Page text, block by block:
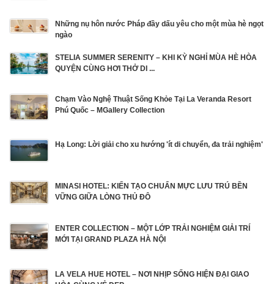
Những nụ hôn nước Pháp đầy dấu yêu cho một mùa hè ngọt
ngào
STELIA SUMMER SERENITY – KHI KỲ NGHỈ MÙA HÈ HÒA
QUYỆN CÙNG HƠI THỞ DI ...
Chạm Vào Nghệ Thuật Sống Khỏe Tại La Veranda Resort
Phú Quốc – MGallery Collection
Hạ Long: Lời giải cho xu hướng 'ít di chuyển, đa trải nghiệm'
MINASI HOTEL: KIẾN TẠO CHUẨN MỰC LƯU TRÚ BỀN
VỮNG GIỮA LÒNG THỦ ĐÔ
ENTER COLLECTION – MỘT LỚP TRẢI NGHIỆM GIẢI TRÍ
MỚI TẠI GRAND PLAZA HÀ NỘI
LA VELA HUE HOTEL – NƠI NHỊP SỐNG HIỆN ĐẠI GIAO